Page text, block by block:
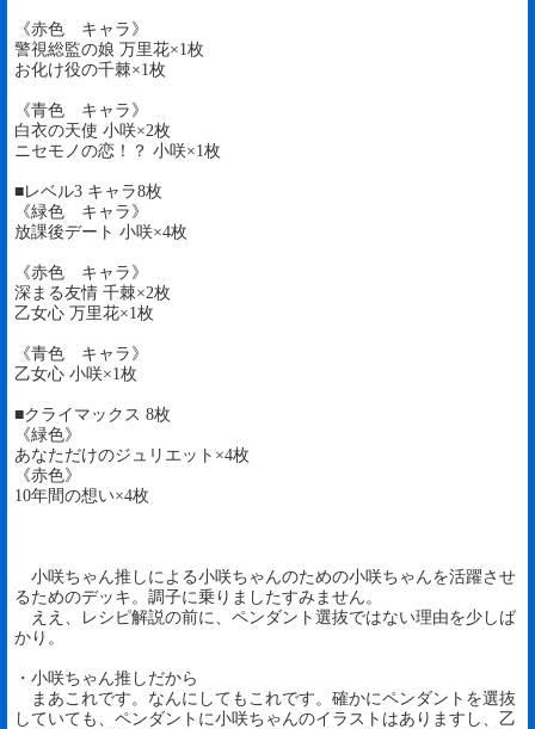
《赤色 キャラ》
警視総監の娘 万里花×1枚
お化け役の千棘×1枚
《青色 キャラ》
白衣の天使 小咲×2枚
ニセモノの恋！？ 小咲×1枚
■レベル3 キャラ8枚
《緑色 キャラ》
放課後デート 小咲×4枚
《赤色 キャラ》
深まる友情 千棘×2枚
乙女心 万里花×1枚
《青色 キャラ》
乙女心 小咲×1枚
■クライマックス 8枚
《緑色》
あなただけのジュリエット×4枚
《赤色》
10年間の想い×4枚
小咲ちゃん推しによる小咲ちゃんのための小咲ちゃんを活躍させ
るためのデッキ。調子に乗りましたすみません。
ええ、レシピ解説の前に、ペンダント選抜ではない理由を少しば
かり。
・小咲ちゃん推しだから
まあこれです。なんにしてもこれです。確かにペンダントを選抜
していても、ペンダントに小咲ちゃんのイラストはありますし、乙